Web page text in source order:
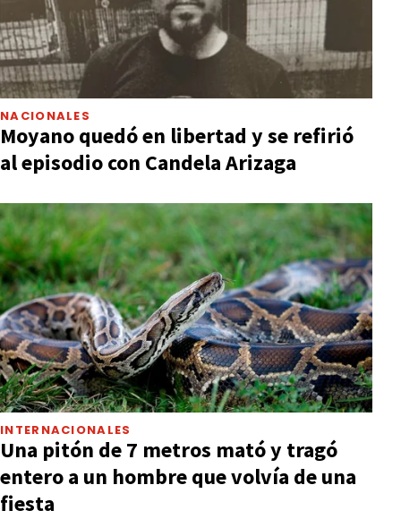
NACIONALES
Moyano quedó en libertad y se refirió
al episodio con Candela Arizaga
INTERNACIONALES
Una pitón de 7 metros mató y tragó
entero a un hombre que volvía de una
fiesta